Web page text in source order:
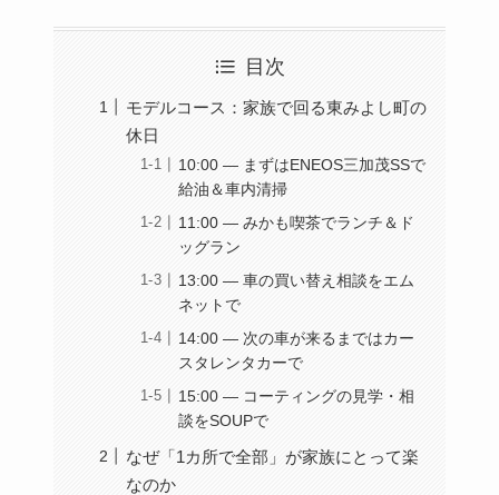
目次
モデルコース：家族で回る東みよし町の
休日
10:00 — まずはENEOS三加茂SSで
給油＆車内清掃
11:00 — みかも喫茶でランチ＆ド
ッグラン
13:00 — 車の買い替え相談をエム
ネットで
14:00 — 次の車が来るまではカー
スタレンタカーで
15:00 — コーティングの見学・相
談をSOUPで
なぜ「1カ所で全部」が家族にとって楽
なのか